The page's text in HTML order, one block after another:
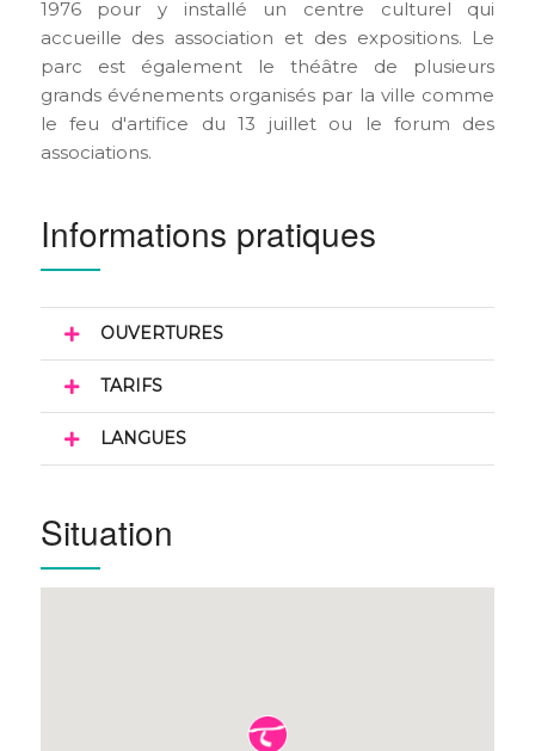
1976 pour y installé un centre culturel qui
accueille des association et des expositions. Le
parc est également le théâtre de plusieurs
grands événements organisés par la ville comme
le feu d'artifice du 13 juillet ou le forum des
associations.
Informations pratiques
OUVERTURES
TARIFS
LANGUES
Situation